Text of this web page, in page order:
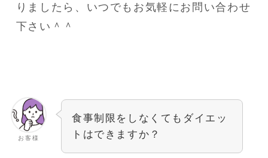
りましたら、いつでもお気軽にお問い合わせ
下さい＾＾
お客様
食事制限をしなくてもダイエッ
トはできますか？